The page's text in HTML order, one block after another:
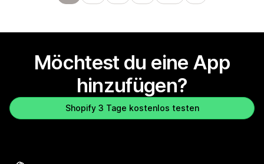
Möchtest du eine App
hinzufügen?
Shopify 3 Tage kostenlos testen